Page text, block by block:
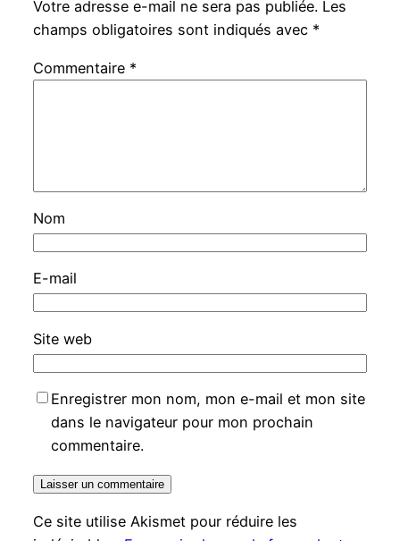
Votre adresse e-mail ne sera pas publiée. Les
champs obligatoires sont indiqués avec *
Commentaire *
Nom
E-mail
Site web
Enregistrer mon nom, mon e-mail et mon site
dans le navigateur pour mon prochain
commentaire.
Ce site utilise Akismet pour réduire les